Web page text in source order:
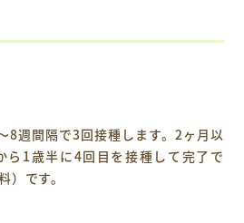
8週間隔で3回接種します。2ヶ月以
ら1歳半に4回目を接種して完了で
）です。